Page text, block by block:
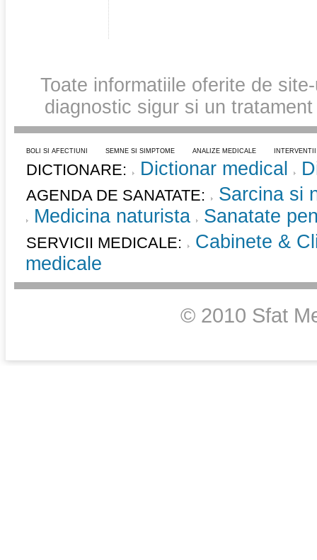
Toate informatiile oferite de
diagnostic sigur si un
BOLI SI AFECTIUNI SEMNE SI SIMPTOME ANALIZE MEDICALE
DICTIONARE: Dictionar medical
AGENDA DE SANATATE:
Sarcina si
Medicina naturista
Sanatate
SERVICII MEDICALE:
Cabinete &
medicale
© 2010 Sfat